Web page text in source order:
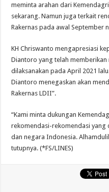
meminta arahan dari
sekarang. Namun juga terkait
Rakernas pada awal September
KH Chriswanto mengapresiasi
Diantoro yang telah
dilaksanakan pada April 2021
Diantoro menegaskan akan
Rakernas LDII”.
“Kami minta dukungan
rekomendasi-rekomendasi yang
dan negara Indonesia.
tutupnya. (*FS/LINES)